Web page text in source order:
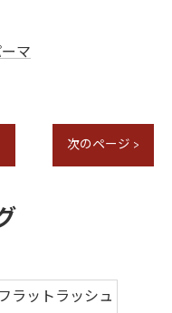
マ
次のページ >
ラットラッシュ